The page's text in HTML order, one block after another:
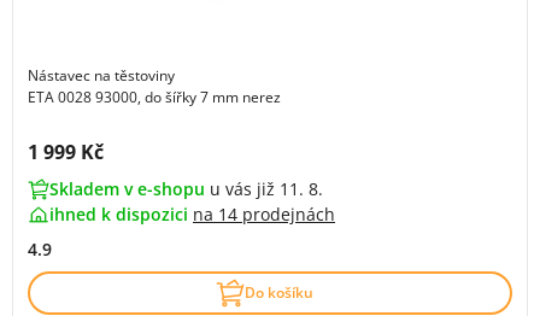
Nástavec na těstoviny
ETA 0028 93000, do šířky 7 mm nerez
Cena s DPH:
1 999 Kč
Skladem v e-shopu u vás již 11. 8.
ihned k dispozici na 14 prodejnách
4.9
Do košíku